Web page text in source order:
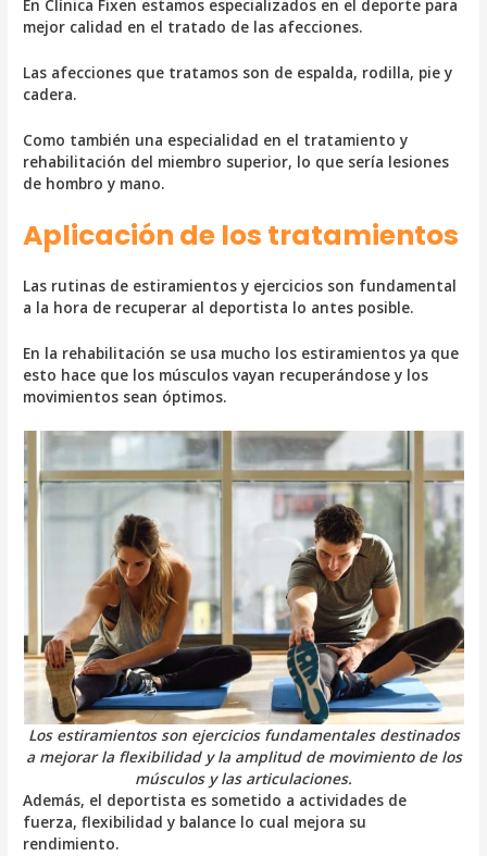
En Clínica Fixen estamos especializados en el deporte para
mejor calidad en el tratado de las afecciones.
Las afecciones que tratamos son de espalda, rodilla, pie y
cadera.
Como también una especialidad en el tratamiento y
rehabilitación del miembro superior, lo que sería lesiones
de hombro y mano.
Aplicación de los tratamientos
Las rutinas de estiramientos y ejercicios son fundamental
a la hora de recuperar al deportista lo antes posible.
En la rehabilitación se usa mucho los estiramientos ya que
esto hace que los músculos vayan recuperándose y los
movimientos sean óptimos.
Los estiramientos son ejercicios fundamentales destinados
a mejorar la flexibilidad y la amplitud de movimiento de los
músculos y las articulaciones.
Además, el deportista es sometido a actividades de
fuerza, flexibilidad y balance lo cual mejora su
rendimiento.